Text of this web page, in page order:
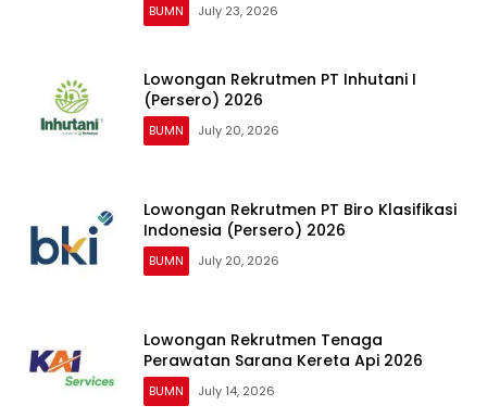
BUMN July 23, 2026
Lowongan Rekrutmen PT Inhutani I
(Persero) 2026
BUMN July 20, 2026
Lowongan Rekrutmen PT Biro Klasifikasi
Indonesia (Persero) 2026
BUMN July 20, 2026
Lowongan Rekrutmen Tenaga
Perawatan Sarana Kereta Api 2026
BUMN July 14, 2026